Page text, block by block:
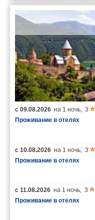
с 09.08.2026 на 1 ночь, 3
Проживание в отелях
с 10.08.2026 на 1 ночь, 3
Проживание в отелях
с 11.08.2026 на 1 ночь, 3
Проживание в отелях